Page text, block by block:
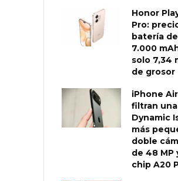
Honor
Pro:
batería de
7.000
solo 7,34
de grosor
iPhone
filtran una
Dynamic
más
doble
de 48 MP
chip A20